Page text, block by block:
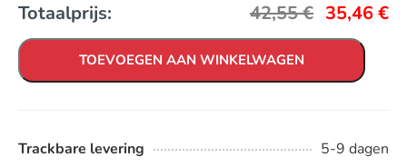
Totaalprijs: 42,55€ 35,46€
TOEVOEGEN AAN WINKELWAGEN
Trackbare levering 5-9 dagen